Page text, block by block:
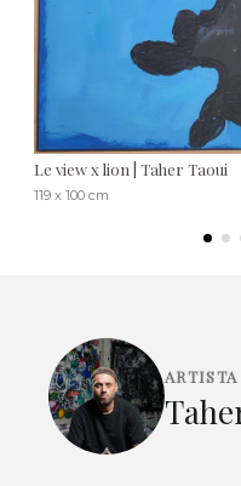
Le view x lion | Taher Taoui
119 x 100 cm
ARTISTA